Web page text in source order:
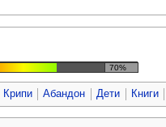
70%
Крипи Абандон Дети Книги